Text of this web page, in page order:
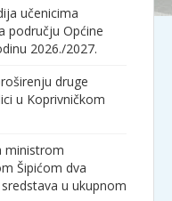
učenicima
području Općine
2026./2027.
druge
u Koprivničkom
ministrom
Šipićom dva
u ukupnom